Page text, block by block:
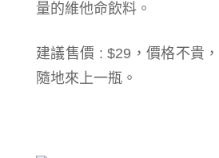
量的維他命飲料。
建議售價 : $29，價格不貴
隨地來上一瓶。